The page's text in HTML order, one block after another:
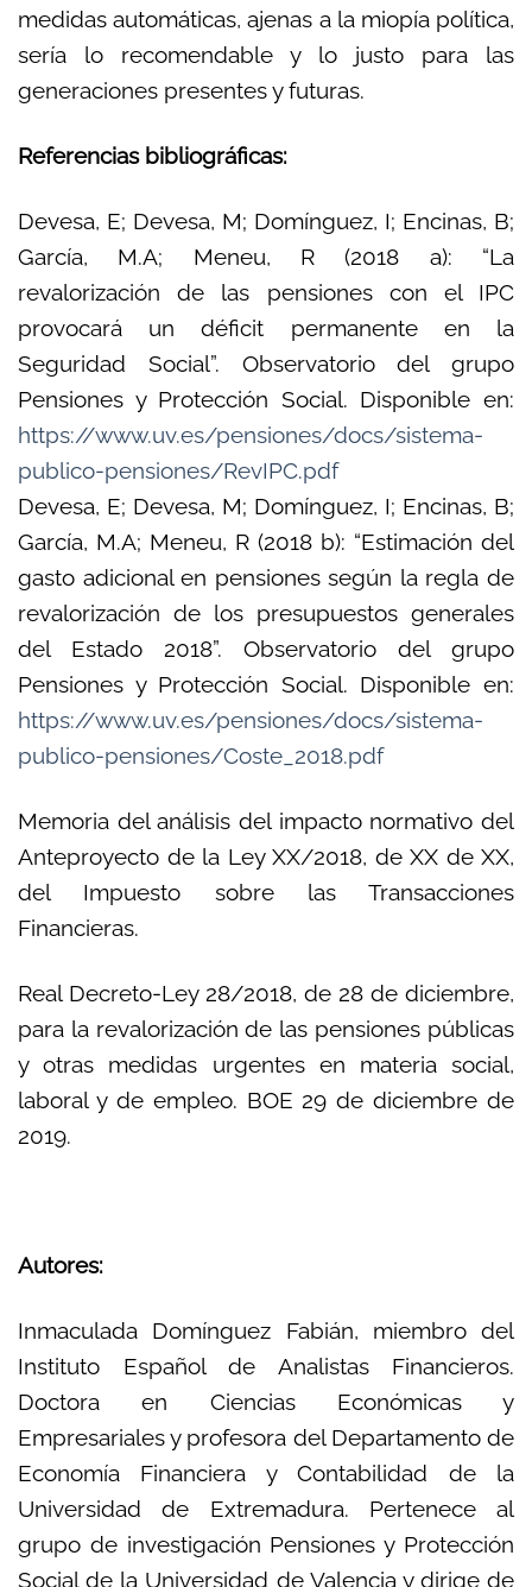
medidas automáticas, ajenas a la miopía política,
sería lo recomendable y lo justo para las
generaciones presentes y futuras.
Referencias bibliográficas:
Devesa, E; Devesa, M; Domínguez, I; Encinas, B;
García, M.A; Meneu, R (2018 a): “La
revalorización de las pensiones con el IPC
provocará un déficit permanente en la
Seguridad Social”. Observatorio del grupo
Pensiones y Protección Social. Disponible en:
https://www.uv.es/pensiones/docs/sistema-
publico-pensiones/RevIPC.pdf
Devesa, E; Devesa, M; Domínguez, I; Encinas, B;
García, M.A; Meneu, R (2018 b): “Estimación del
gasto adicional en pensiones según la regla de
revalorización de los presupuestos generales
del Estado 2018”. Observatorio del grupo
Pensiones y Protección Social. Disponible en:
https://www.uv.es/pensiones/docs/sistema-
publico-pensiones/Coste_2018.pdf
Memoria del análisis del impacto normativo del
Anteproyecto de la Ley XX/2018, de XX de XX,
del Impuesto sobre las Transacciones
Financieras.
Real Decreto-Ley 28/2018, de 28 de diciembre,
para la revalorización de las pensiones públicas
y otras medidas urgentes en materia social,
laboral y de empleo. BOE 29 de diciembre de
2019.
Autores:
Inmaculada Domínguez Fabián, miembro del
Instituto Español de Analistas Financieros.
Doctora en Ciencias Económicas y
Empresariales y profesora del Departamento de
Economía Financiera y Contabilidad de la
Universidad de Extremadura. Pertenece al
grupo de investigación Pensiones y Protección
Social de la Universidad de Valencia y dirige de